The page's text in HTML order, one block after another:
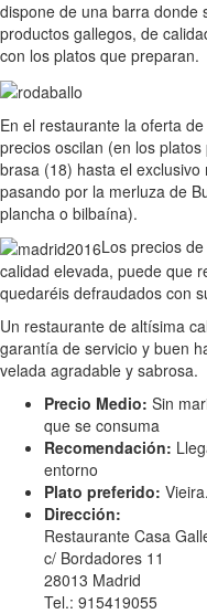
dispone de una barra donde
productos gallegos, de
con los platos que preparan.
En el restaurante la oferta
precios oscilan (en los
brasa (18) hasta el
pasando por la merluza de
plancha o bilbaína).
Los precios
calidad elevada, puede que
quedaréis defraudados con
Un restaurante de altísima
garantía de servicio y buen
velada agradable y sabrosa.
Precio Medio: Sin
que se consuma
Recomendación:
entorno
Plato preferido:
Dirección:
Restaurante Casa
c/ Bordadores 11
28013 Madrid
Tel.: 915419055